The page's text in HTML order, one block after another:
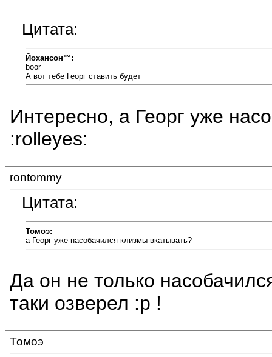
Цитата:
Йохансон™:
boor
А вот тебе Георг ставить будет
Интересно, а Георг уже
:rolleyes:
rontommy
Цитата:
Томоэ:
а Георг уже насобачился клизмы вкатывать?
Да он не только
таки озверел :p !
Томоэ